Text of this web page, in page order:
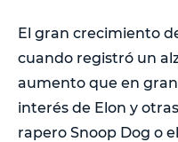
El gran crecimiento
cuando registró un
aumento que en
interés de Elon y
rapero Snoop Dog o